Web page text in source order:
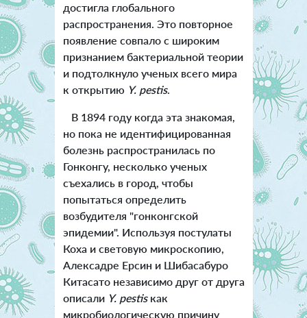
достигла глобального
распространения. Это повторное
появление совпало с широким
признанием бактериальной теории
и подтолкнуло ученых всего мира
к открытию Y. pestis.
В 1894 году когда эта знакомая,
но пока не идентифицированная
болезнь распространилась по
Гонконгу, несколько ученых
съехались в город, чтобы
попытаться определить
возбудителя "гонконгской
эпидемии". Используя постулаты
Коха и световую микроскопию,
Алексадре Ерсин и Шибасабуро
Китасато независимо друг от друга
описали Y. pestisкак
микробиологическую причину